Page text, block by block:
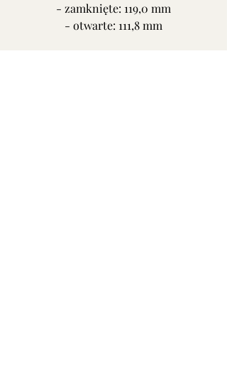
- zamknięte: 119,0 mm
- otwarte: 111,8 mm